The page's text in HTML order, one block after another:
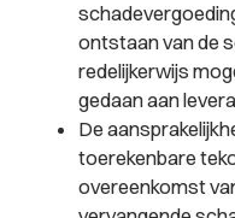
ontstaan van de
redelijkerwijs
gedaan aan
De
toerekenbare
overeenkomst